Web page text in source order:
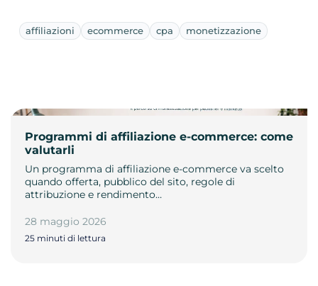
affiliazioni ecommerce cpa monetizzazione
Programmi di affiliazione e-commerce: come
valutarli
Un programma di affiliazione e-commerce va scelto
quando offerta, pubblico del sito, regole di
attribuzione e rendimento…
28 maggio 2026
25 minuti di lettura